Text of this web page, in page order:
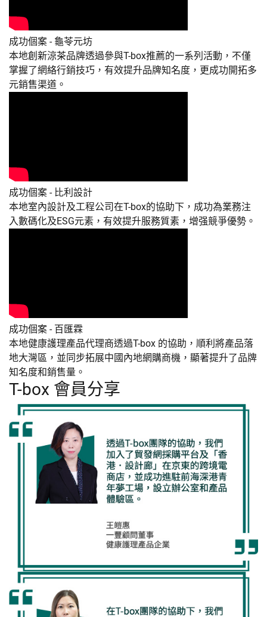
成功個案 - 龜苓元坊
本地創新涼茶品牌透過參與T-box推薦的一系列活動，不僅
掌握了網絡行銷技巧，有效提升品牌知名度，更成功開拓多
元銷售渠道。
成功個案 - 比利設計
本地室內設計及工程公司在T-box的協助下，成功為業務注
入數碼化及ESG元素，有效提升服務質素，增强競爭優勢。
成功個案 - 百匯霖
本地健康護理產品代理商透過T-box 的協助，順利將產品落
地大灣區，並同步拓展中國內地網購商機，顯著提升了品牌
知名度和銷售量。
T-box 會員分享